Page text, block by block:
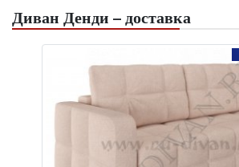
Диван Денди – доставка